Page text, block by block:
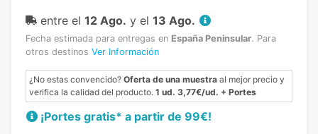
entre el 12 Ago. y el 13 Ago.
Fecha estimada para entregas en España Peninsular. Para
otros destinos Ver Información
¿No estas convencido? Oferta de una muestra al mejor precio y
verifica la calidad del producto. 1 ud. 3,77€/ud. + Portes
¡Portes gratis* a partir de 99€!